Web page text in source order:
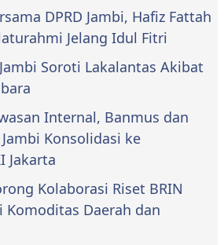
DPRD Jambi, Hafiz Fattah
Jelang Idul Fitri
Soroti Lakalantas Akibat
Internal, Banmus dan
Konsolidasi ke
Jakarta
Kolaborasi Riset BRIN
Daerah dan